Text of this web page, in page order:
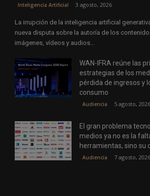
Inteligencia Artificial 3 agosto, 2026
La irrupción de la inteligencia artificial
nueva disputa sobre la autoría de los
imágenes, vídeos y audios...
WAN-IFRA reúne las
estrategias de los
pérdida de ingresos y
consumo
Audiencia 5 agosto, 2026
El gran problema
medios ya no es la
herramientas, sino su
Audiencia 7 agosto, 2026